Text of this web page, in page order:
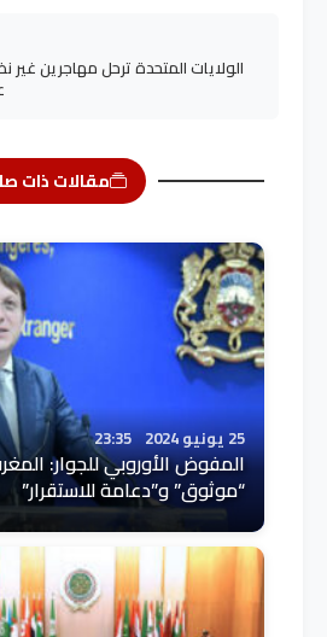
الولايات المتحدة ترحل مهاجرين غير
مقالات ذات
25 يونيو 2024 23:35
المفوض الأوروبي للجوار:
“موثوق” و”دعامة للاستقرار”